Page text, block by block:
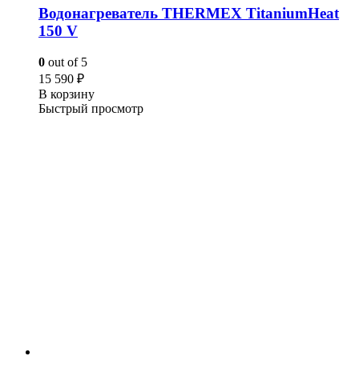
Водонагреватель THERMEX TitaniumHeat
150 V
0 out of 5
15 590 ₽
В корзину
Быстрый просмотр